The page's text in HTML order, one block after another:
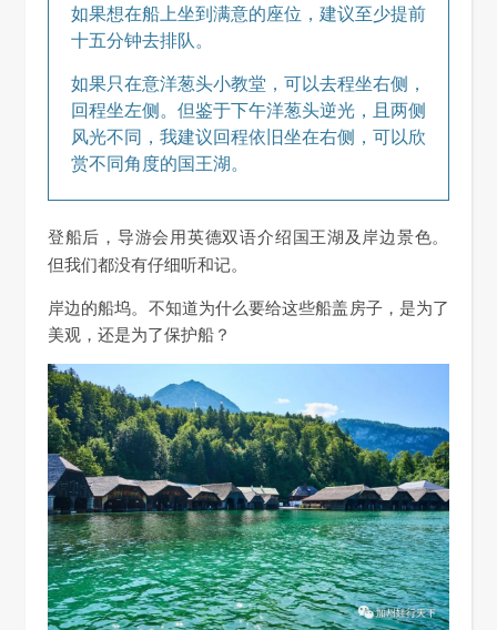
如果想在船上坐到满意的座位，建议至少提前
十五分钟去排队。
如果只在意洋葱头小教堂，可以去程坐右侧，
回程坐左侧。但鉴于下午洋葱头逆光，且两侧
风光不同，我建议回程依旧坐在右侧，可以欣
赏不同角度的国王湖。
登船后， 导游会用英德双语介绍国王湖及岸边景色。
但我们都没有仔细听和记。
岸边的船坞。不知道为什么要给这些船盖房子，是为了
美观，还是为了保护船？